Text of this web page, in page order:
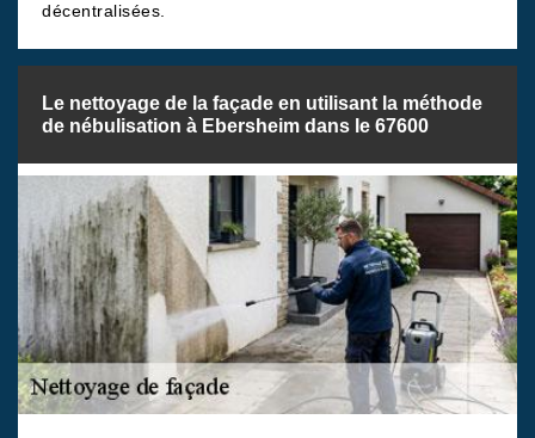
décentralisées.
Le nettoyage de la façade en utilisant la méthode
de nébulisation à Ebersheim dans le 67600